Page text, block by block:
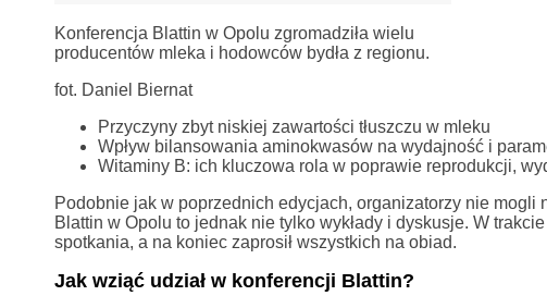
Konferencja Blattin w Opolu zgromadziła wielu
producentów mleka i hodowców bydła z regionu.
fot. Daniel Biernat
Przyczyny zbyt niskiej zawartości tłuszczu w mleku
Wpływ bilansowania aminokwasów na wydajność i
Witaminy B: ich kluczowa rola w poprawie reprodukcji,
Podobnie jak w poprzednich edycjach, organizatorzy nie
Blattin w Opolu to jednak nie tylko wykłady i dyskusje. W
spotkania, a na koniec zaprosił wszystkich na obiad.
Jak wziąć udział w konferencji Blattin?